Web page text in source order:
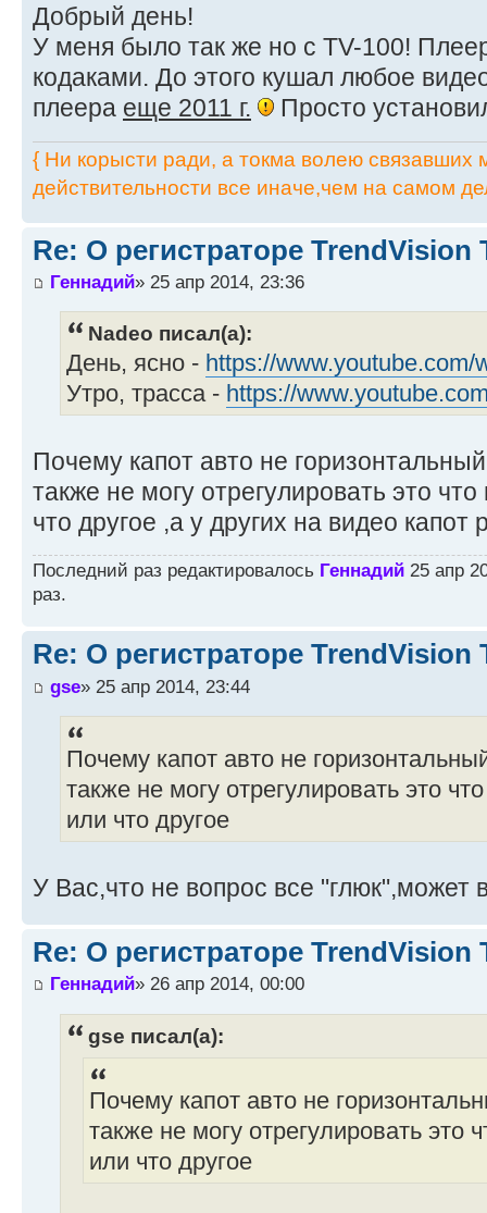
Добрый день!
У меня было так же но с TV-100!
кодаками. До этого кушал любое
плеера еще 2011 г. Просто
{ Ни корысти ради, а токма волею связавших
действительности все иначе,чем на самом
Re: О регистраторе TrendVision
Геннадий» 25 апр 2014, 23:36
Nadeo писал(а):
День, ясно - https://www.youtube.com/
Утро, трасса - https://
Почему капот авто не
также не могу отрегулировать это
что другое ,а у других на видео капот
Последний раз редактировалось Геннадий 25 апр
раз.
Re: О регистраторе TrendVision
gse» 25 апр 2014, 23:44
Почему капот авто не
также не могу отрегулировать это
или что другое
У Вас,что не вопрос все "глюк",может
Re: О регистраторе TrendVision
Геннадий» 26 апр 2014, 00:00
gse писал(а):
Почему капот авто не
также не могу отрегулировать это
или что другое